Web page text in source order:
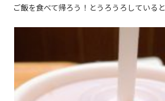
ご飯を食べて帰ろう！とうろうろしていると